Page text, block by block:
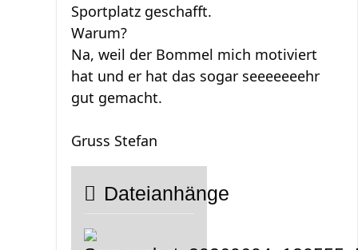
Sportplatz geschafft.
Warum?
Na, weil der Bommel mich motiviert
hat und er hat das sogar seeeeeeehr
gut gemacht.
Gruss Stefan
Dateianhänge